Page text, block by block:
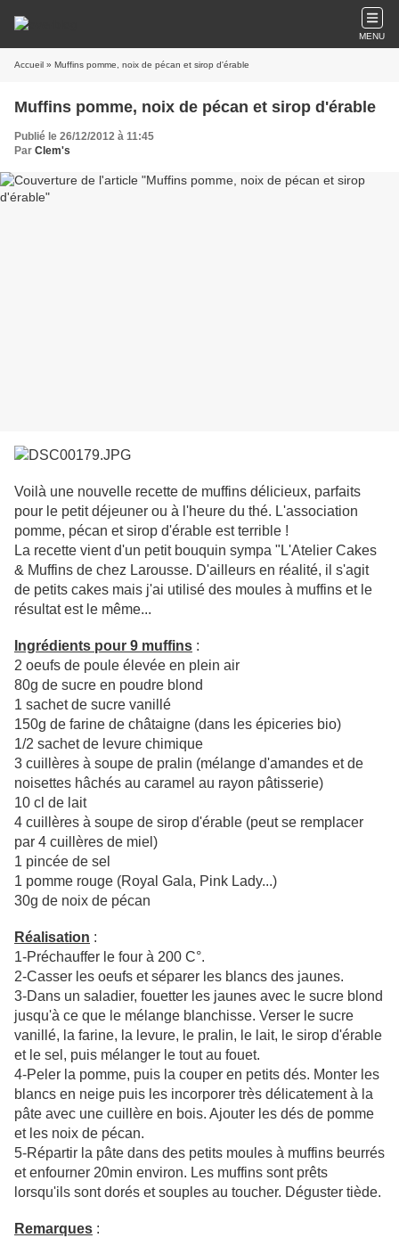
MENU
Accueil » Muffins pomme, noix de pécan et sirop d'érable
Muffins pomme, noix de pécan et sirop d'érable
Publié le 26/12/2012 à 11:45
Par Clem's
Voilà une nouvelle recette de muffins délicieux, parfaits
pour le petit déjeuner ou à l'heure du thé. L'association
pomme, pécan et sirop d'érable est terrible !
La recette vient d'un petit bouquin sympa "L'Atelier Cakes
& Muffins de chez Larousse. D'ailleurs en réalité, il s'agit
de petits cakes mais j'ai utilisé des moules à muffins et le
résultat est le même...
Ingrédients pour 9 muffins :
2 oeufs de poule élevée en plein air
80g de sucre en poudre blond
1 sachet de sucre vanillé
150g de farine de châtaigne (dans les épiceries bio)
1/2 sachet de levure chimique
3 cuillères à soupe de pralin (mélange d'amandes et de
noisettes hâchés au caramel au rayon pâtisserie)
10 cl de lait
4 cuillères à soupe de sirop d'érable (peut se remplacer
par 4 cuillères de miel)
1 pincée de sel
1 pomme rouge (Royal Gala, Pink Lady...)
30g de noix de pécan
Réalisation :
1-Préchauffer le four à 200 C°.
2-Casser les oeufs et séparer les blancs des jaunes.
3-Dans un saladier, fouetter les jaunes avec le sucre blond
jusqu'à ce que le mélange blanchisse. Verser le sucre
vanillé, la farine, la levure, le pralin, le lait, le sirop d'érable
et le sel, puis mélanger le tout au fouet.
4-Peler la pomme, puis la couper en petits dés. Monter les
blancs en neige puis les incorporer très délicatement à la
pâte avec une cuillère en bois. Ajouter les dés de pomme
et les noix de pécan.
5-Répartir la pâte dans des petits moules à muffins beurrés
et enfourner 20min environ. Les muffins sont prêts
lorsqu'ils sont dorés et souples au toucher. Déguster tiède.
Remarques :